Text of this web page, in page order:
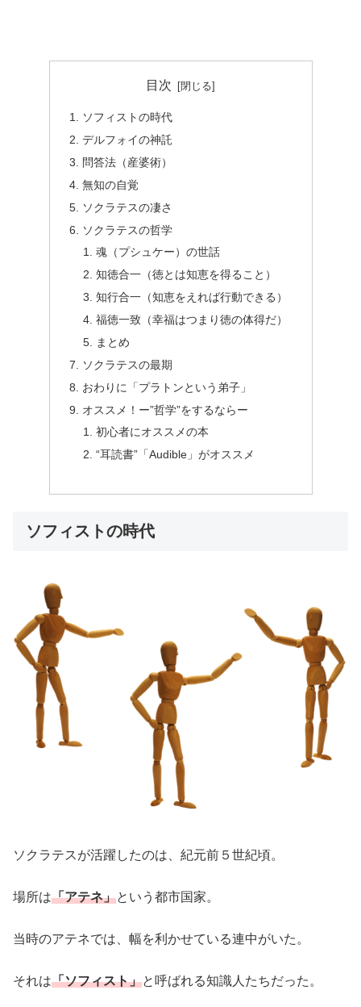
目次
ソフィストの時代
デルフォイの神託
問答法（産婆術）
無知の自覚
ソクラテスの凄さ
ソクラテスの哲学
魂（プシュケー）の世話
知徳合一（徳とは知恵を得ること）
知行合一（知恵をえれば行動できる）
福徳一致（幸福はつまり徳の体得だ）
まとめ
ソクラテスの最期
おわりに「プラトンという弟子」
オススメ！ー”哲学”をするならー
初心者にオススメの本
“耳読書”「Audible」がオススメ
ソフィストの時代
ソクラテスが活躍したのは、紀元前５世紀頃。
場所は「アテネ」という都市国家。
当時のアテネでは、幅を利かせている連中がいた。
それは「ソフィスト」と呼ばれる知識人たちだった。